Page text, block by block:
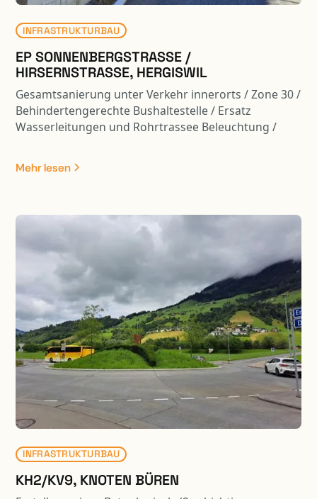
INFRASTRUKTURBAU
EP SONNENBERGSTRASSE /
HIRSERNSTRASSE, HERGISWIL
Gesamtsanierung unter Verkehr innerorts / Zone 30 /
Behindertengerechte Bushaltestelle / Ersatz
Wasserleitungen und Rohrtrassee Beleuchtung /
Trennsystem / Lärmschutz
Mehr lesen
INFRASTRUKTURBAU
KH2/KV9, KNOTEN BÜREN